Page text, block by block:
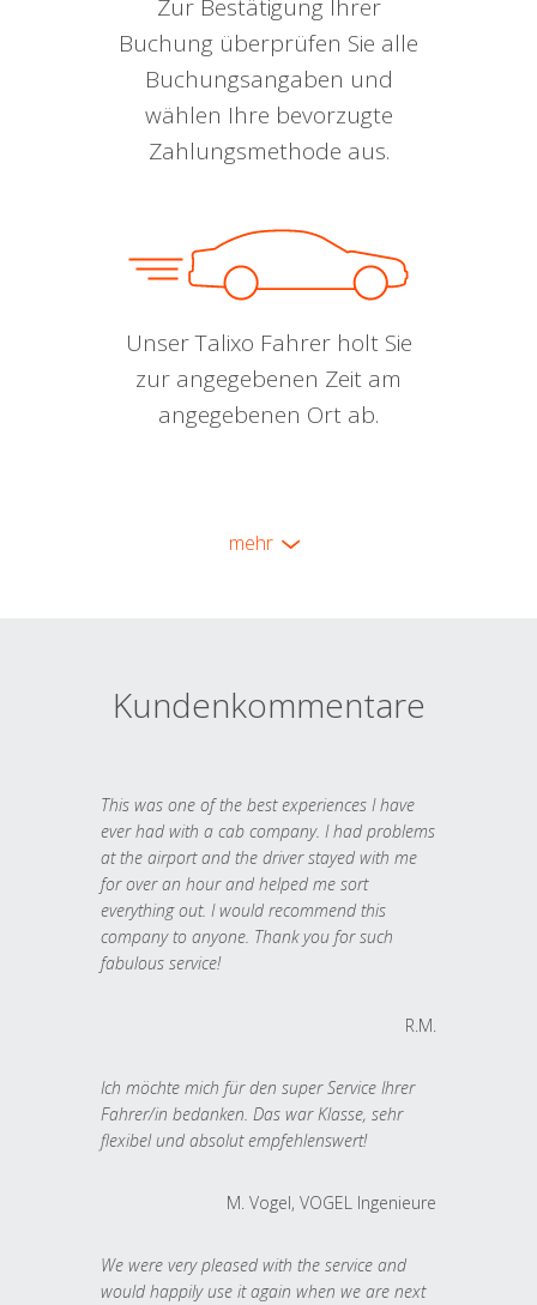
Zur Bestätigung Ihrer
Buchung überprüfen Sie alle
Buchungsangaben und
wählen Ihre bevorzugte
Zahlungsmethode aus.
Unser Talixo Fahrer holt Sie
zur angegebenen Zeit am
angegebenen Ort ab.
mehr
Kundenkommentare
This was one of the best experiences I have
ever had with a cab company. I had problems
at the airport and the driver stayed with me
for over an hour and helped me sort
everything out. I would recommend this
company to anyone. Thank you for such
fabulous service!
R.M.
Ich möchte mich für den super Service Ihrer
Fahrer/in bedanken. Das war Klasse, sehr
flexibel und absolut empfehlenswert!
M. Vogel, VOGEL Ingenieure
We were very pleased with the service and
would happily use it again when we are next